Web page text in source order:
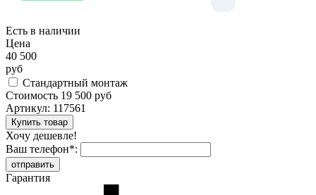
Есть в наличии
Цена
40 500
руб
Стандартный монтаж
Стоимость 19 500 руб
Артикул: 117561
Хочу дешевле!
Ваш телефон*:
Гарантия